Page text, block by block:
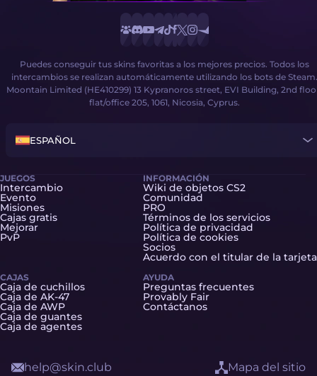
Puedes conseguir tus skins favoritas a los mejores precios. Todos los
intercambios se realizan automáticamente utilizando los bots de Steam.
Moontain Limited (HE410299) 13 Kypranoros street, EVI Building, 2nd
flat/office 205, 1061, Nicosia, Cyprus.
ESPAÑOL
JUEGOS
Intercambio
Evento
Misiones
Cajas gratis
Mejorar
PvP
CAJAS
Caja de cuchillos
Caja de AK-47
Caja de AWP
Caja de guantes
Caja de agentes
INFORMACIÓN
Wiki de objetos CS2
Comunidad
PRO
Términos de los servicios
Política de privacidad
Política de cookies
Socios
Acuerdo con el titular de la tarjeta
AYUDA
Preguntas frecuentes
Provably Fair
Contáctanos
help@skin.club Mapa del sitio